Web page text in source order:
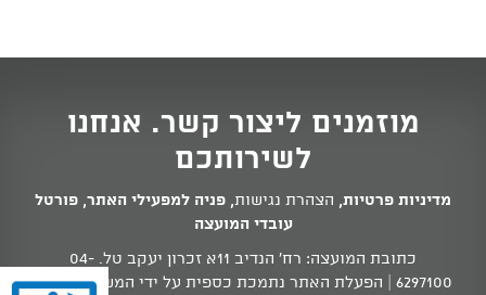
מוזמנים ליצור קשר. אנחנו
לשירותכם
מדיניות פרטיות, הצהרת נגישות, פניה למפעילי האתר, פורטל
עובדי המועצה
כתובת המועצה: רח' הנדיב 11א זכרון יעקב טל.
04-
6297100 | הפעלת האתר נתמכת כספית על ידי המשרד לשוויון